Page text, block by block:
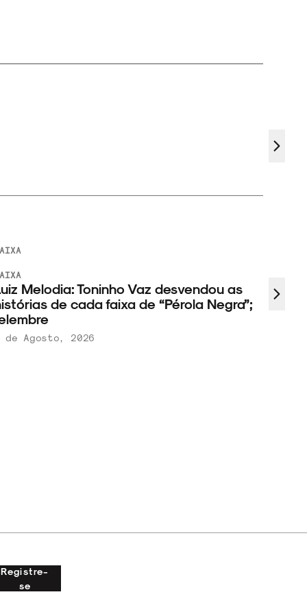
Melodia: Toninho Vaz desvendou as
de cada faixa de “Pérola Negra”;
de Agosto, 2026
Registre-
se